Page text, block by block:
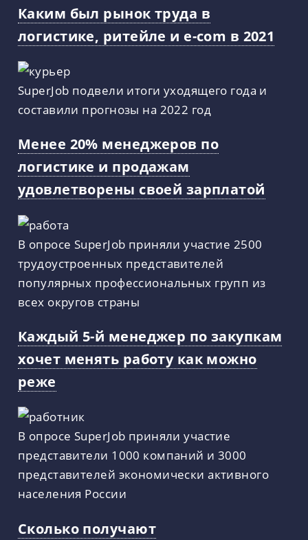
Каким был рынок труда в
логистике, ритейле и e-com в 2021
SuperJob подвели итоги уходящего года и
составили прогнозы на 2022 год
Менее 20% менеджеров по
логистике и продажам
удовлетворены своей зарплатой
В опросе SuperJob приняли участие 2500
трудоустроенных представителей
популярных профессиональных групп из
всех округов страны
Каждый 5-й менеджер по закупкам
хочет менять работу как можно
реже
В опросе SuperJob приняли участие
представители 1000 компаний и 3000
представителей экономически активного
населения России
Сколько получают